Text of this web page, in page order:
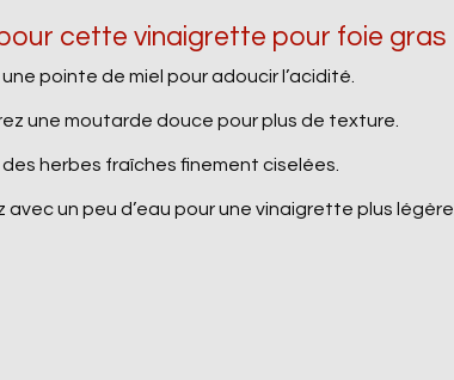
cette vinaigrette pour foie gras
pointe de miel pour adoucir l’acidité.
une moutarde douce pour plus de texture.
herbes fraîches finement ciselées.
avec un peu d’eau pour une vinaigrette plus légère.